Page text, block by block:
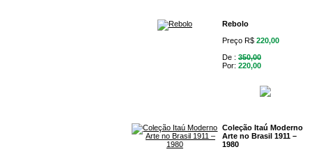
Rebolo
Preço R$ 220,00
De : 350,00
Por: 220,00
Coleção Itaú Moderno
Arte no Brasil 1911 –
1980